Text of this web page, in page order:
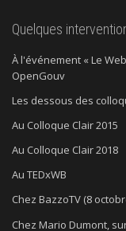
Quelques
À l'événement « Le
OpenGouv
Les dessous des
Au Colloque Clair 2015
Au Colloque Clair 2018
Au TEDxWB
Chez BazzoTV (8
Chez Mario Dumont,